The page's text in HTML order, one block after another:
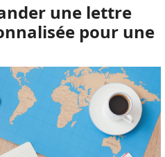
une lettre
pour une